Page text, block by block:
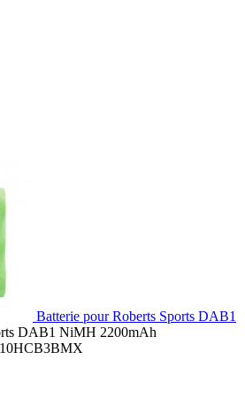
Batterie pour Roberts Sports DAB1
DAB1 NiMH 2200mAh